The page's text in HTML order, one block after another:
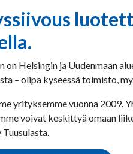
on Helsingin ja Uudenmaan
– olipa kyseessä toimisto,
yrityksemme vuonna 2009.
voivat keskittyä omaan